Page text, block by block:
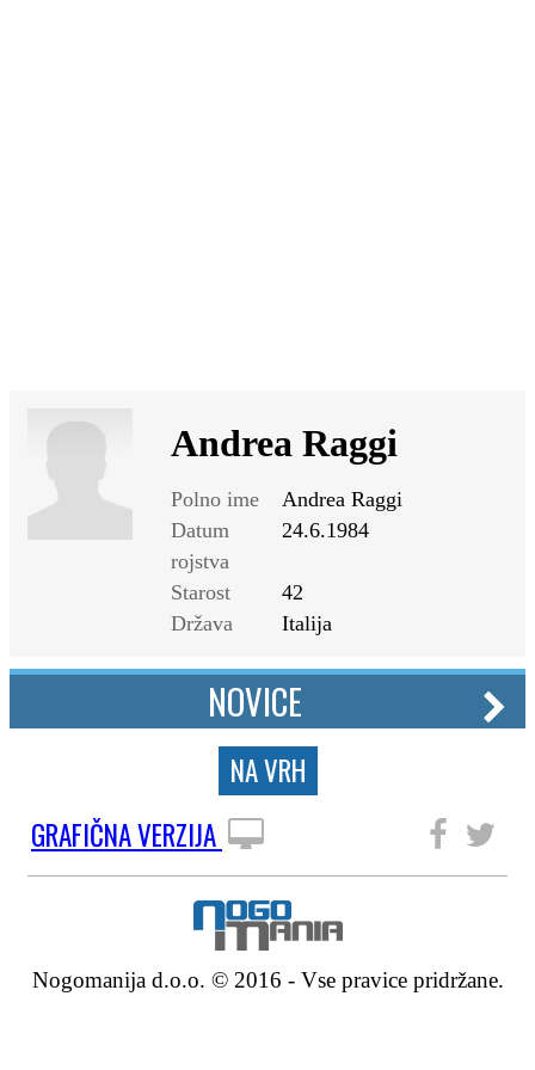
Andrea Raggi
Polno ime
Andrea Raggi
Datum
rojstva
24.6.1984
Starost
42
Država
Italija
NOVICE
NA VRH
GRAFIČNA VERZIJA
Nogomanija d.o.o. © 2016 - Vse pravice pridržane.